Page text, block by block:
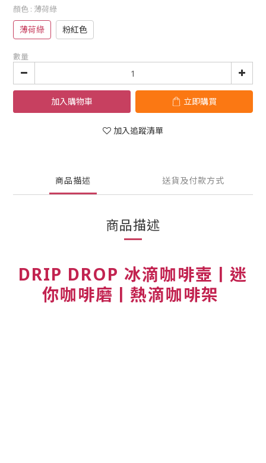
顏色 : 薄荷綠
薄荷綠 粉紅色
數量
加入購物車 立即購買
加入追蹤清單
商品描述 送貨及付款方式
商品描述
DRIP DROP 冰滴咖啡壺ㅣ迷
你咖啡磨ㅣ熱滴咖啡架